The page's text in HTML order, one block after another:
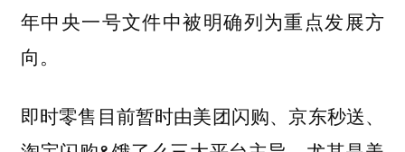
年中央一号文件中被明确列为重点发展方
向。
即时零售目前暂时由美团闪购、京东秒送、